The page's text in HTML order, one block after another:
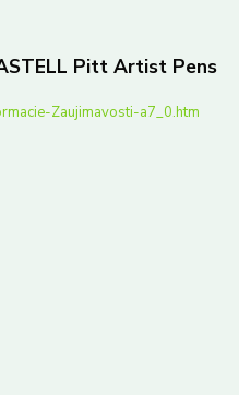
Pitt Artist Pens
Zaujimavosti-a7_0.htm